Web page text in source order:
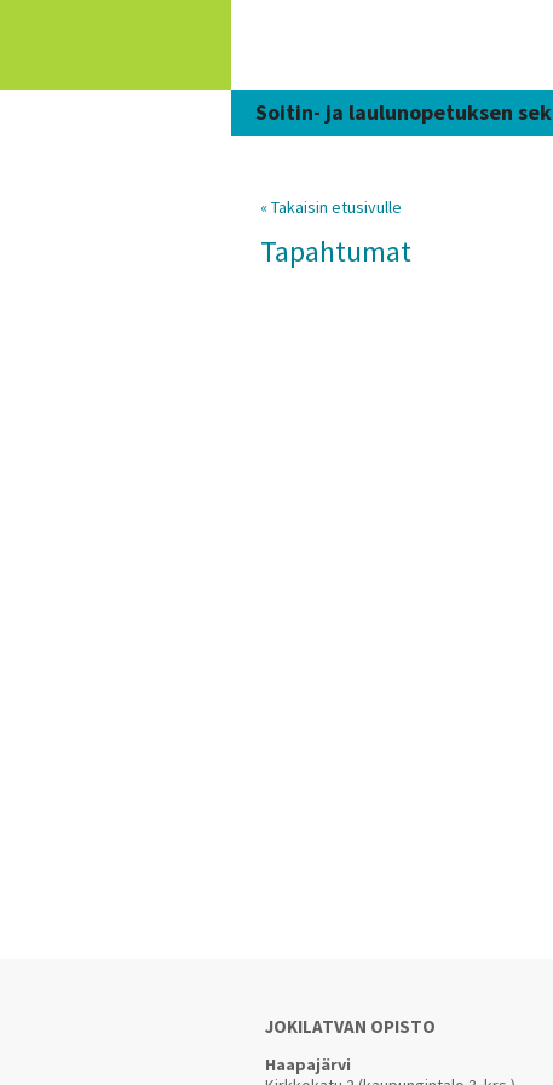
Soitin- ja laulunopetuksen
« Takaisin etusivulle
Tapahtumat
JOKILATVAN OPISTO
Haapajärvi